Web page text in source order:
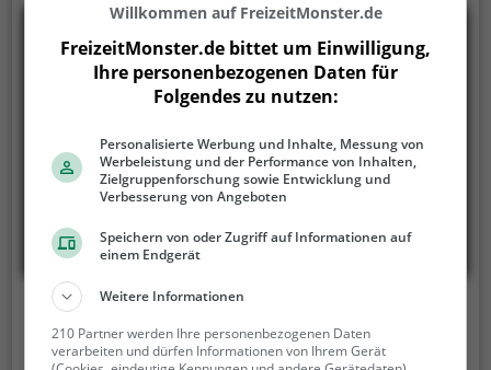
gelungenen Start in den Tag. Am Abend locken
leckere Cocktails und eine vielfältige Speisekarte, die
auch vegetarische Köstlichkeiten bereithält. Ein
Besuch im Le Passage verspricht ein kulinarisches
Café de la Promenade
Rue de la Promenade 31, 1630 Bulle
Willkommen auf FreizeitMonster.de
FreizeitMonster.de bittet um Einwilligung,
Ihre personenbezogenen Daten für
Folgendes zu nutzen:
Personalisierte Werbung und Inhalte, Messung von
Werbeleistung und der Performance von Inhalten,
Zielgruppenforschung sowie Entwicklung und
Verbesserung von Angeboten
Speichern von oder Zugriff auf Informationen auf
einem Endgerät
Weitere Informationen
210 Partner werden Ihre personenbezogenen Daten
verarbeiten und dürfen Informationen von Ihrem Gerät